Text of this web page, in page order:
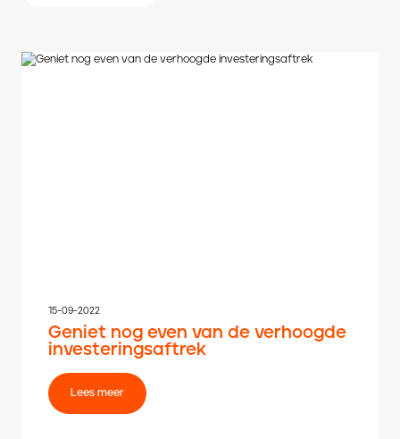
15-09-2022
Geniet nog even van de verhoogde
investeringsaftrek
Lees meer